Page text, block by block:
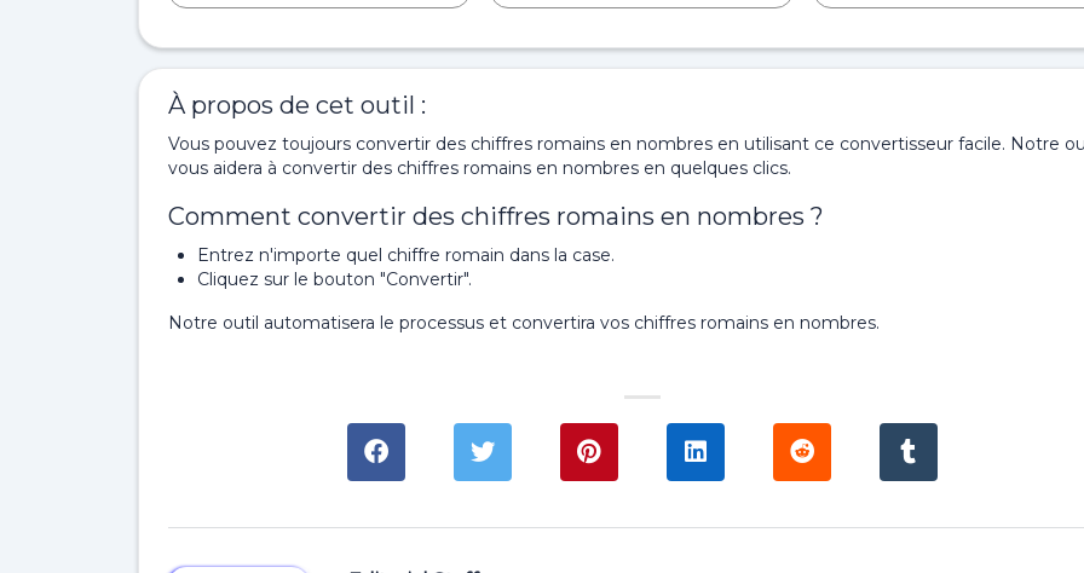
À propos de cet outil :
Vous pouvez toujours convertir des chiffres romains en nombres en utilisant ce convertisseur facile. Notre
vous aidera à convertir des chiffres romains en nombres en quelques clics.
Comment convertir des chiffres romains en nombres ?
Entrez n'importe quel chiffre romain dans la case.
Cliquez sur le bouton "Convertir".
Notre outil automatisera le processus et convertira vos chiffres romains en nombres.